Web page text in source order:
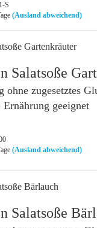
S
(Ausland abweichend)
Gartenkräuter
Salatsoße
ohne zugesetztes
geeignet
(Ausland abweichend)
Bärlauch
Salatsoße